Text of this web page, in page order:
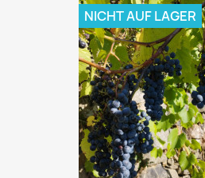
NICHT AUF LAGER